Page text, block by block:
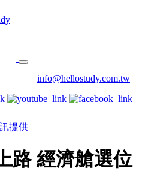
info@hellostudy.com.tw
提供
路 經濟艙選位